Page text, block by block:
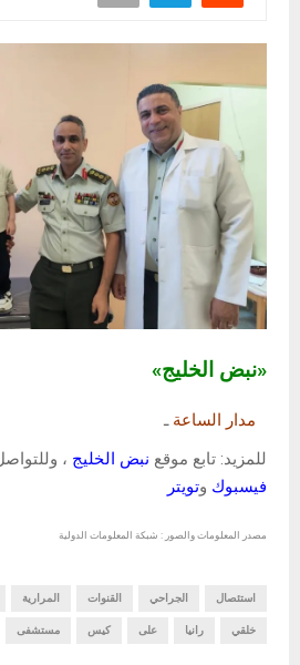
«نبض الخليج»
مدار الساعةـ
للمزيد: تابع موقع نبض الخليج ،
فيسبوك وتويتر
مصدر المعلومات والصور : شبكة المعلومات الدولية
استئصال الجراحي القنوات المرارية
خلقي رانيا على كيس مستشفى